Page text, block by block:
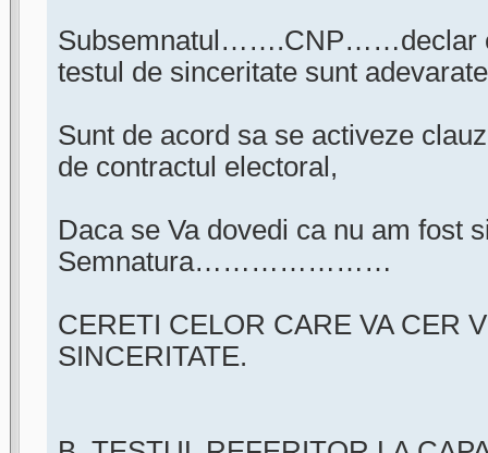
Subsemnatul…….CNP……declar
testul de sinceritate sunt
Sunt de acord sa se activeze
de contractul electoral,
Daca se Va dovedi ca nu am fost
Semnatura…………………
CERETI CELOR CARE VA CER
SINCERITATE.